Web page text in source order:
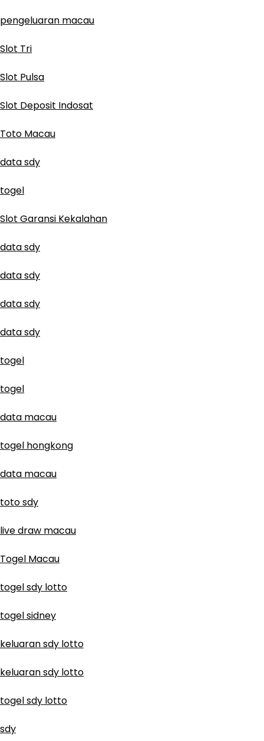
pengeluaran macau
Slot Tri
Slot Pulsa
Slot Deposit Indosat
Toto Macau
data sdy
togel
Slot Garansi Kekalahan
data sdy
data sdy
data sdy
data sdy
togel
togel
data macau
togel hongkong
data macau
toto sdy
live draw macau
Togel Macau
togel sdy lotto
togel sidney
keluaran sdy lotto
keluaran sdy lotto
togel sdy lotto
sdy